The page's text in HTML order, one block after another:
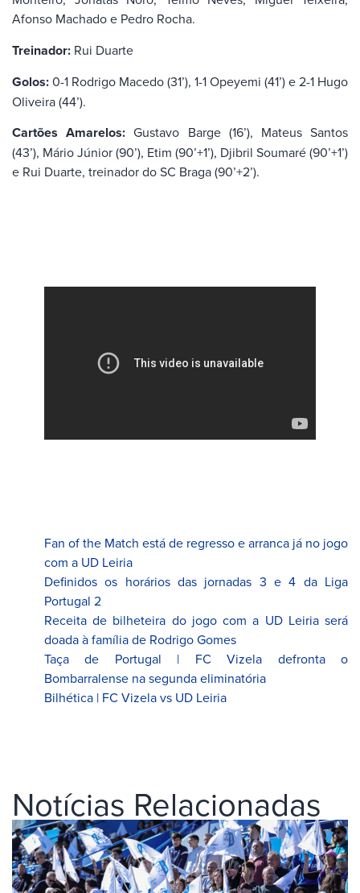
Afonso Machado e Pedro Rocha.
Treinador: Rui Duarte
Golos:0-1 Rodrigo Macedo (31’), 1-1 Opeyemi (41’) e 2-1 Hugo
Oliveira (44’).
Cartões Amarelos: Gustavo Barge (16’), Mateus Santos
(43’), Mário Júnior (90’), Etim (90’+1’), Djibril Soumaré (90’+1’)
e Rui Duarte, treinador do SC Braga (90’+2’).
Fan of the Match está de regresso e arranca já no jogo
com a UD Leiria
Definidos os horários das jornadas 3 e 4 da Liga
Portugal 2
Receita de bilheteira do jogo com a UD Leiria será
doada à família de Rodrigo Gomes
Taça de Portugal | FC Vizela defronta o
Bombarralense na segunda eliminatória
Bilhética | FC Vizela vs UD Leiria
Notícias Relacionadas